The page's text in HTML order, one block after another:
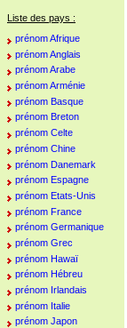
Liste des pays :
prénom Afrique
prénom Anglais
prénom Arabe
prénom Arménie
prénom Basque
prénom Breton
prénom Celte
prénom Chine
prénom Danemark
prénom Espagne
prénom Etats-Unis
prénom France
prénom Germanique
prénom Grec
prénom Hawaï
prénom Hébreu
prénom Irlandais
prénom Italie
prénom Japon